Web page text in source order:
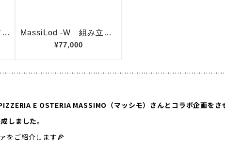
E OSTERIA MASSIMO（マッシモ）さんとコラボ企画を
しました。
をご紹介します🍕